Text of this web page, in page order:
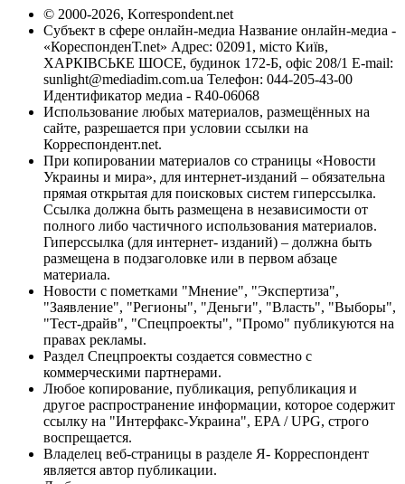
© 2000-2026, Korrespondent.net
Субъект в сфере онлайн-медиа Название онлайн-медиа -
«КореспонденТ.net» Адрес: 02091, місто Київ,
ХАРКІВСЬКЕ ШОСЕ, будинок 172-Б, офіс 208/1 E-mail:
sunlight@mediadim.com.ua Телефон: 044-205-43-00
Идентификатор медиа - R40-06068
Использование любых материалов, размещённых на
сайте, разрешается при условии ссылки на
Корреспондент.net.
При копировании материалов со страницы «Новости
Украины и мира», для интернет-изданий – обязательна
прямая открытая для поисковых систем гиперссылка.
Ссылка должна быть размещена в независимости от
полного либо частичного использования материалов.
Гиперссылка (для интернет- изданий) – должна быть
размещена в подзаголовке или в первом абзаце
материала.
Новости с пометками "Мнение", "Экспертиза",
"Заявление", "Регионы", "Деньги", "Власть", "Выборы",
"Тест-драйв", "Спецпроекты", "Промо" публикуются на
правах рекламы.
Раздел Спецпроекты создается совместно с
коммерческими партнерами.
Любое копирование, публикация, републикация и
другое распространение информации, которое содержит
ссылку на "Интерфакс-Украина", EPA / UPG, строго
воспрещается.
Владелец веб-страницы в разделе Я- Корреспондент
является автор публикации.